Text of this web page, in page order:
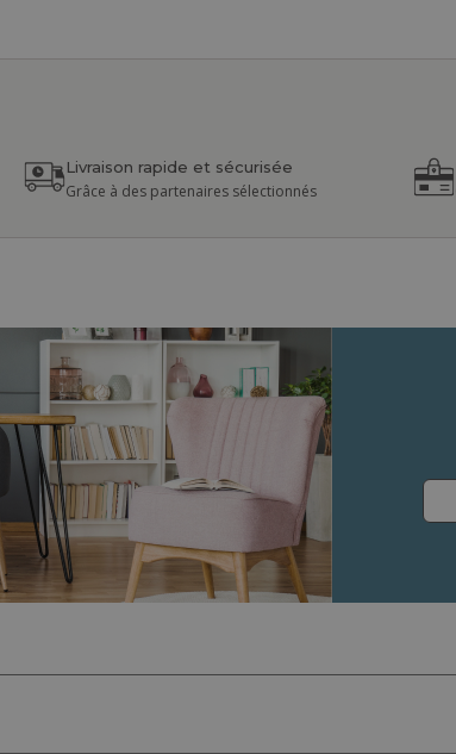
Livraison rapide et sécurisée
Grâce à des partenaires sélectionnés